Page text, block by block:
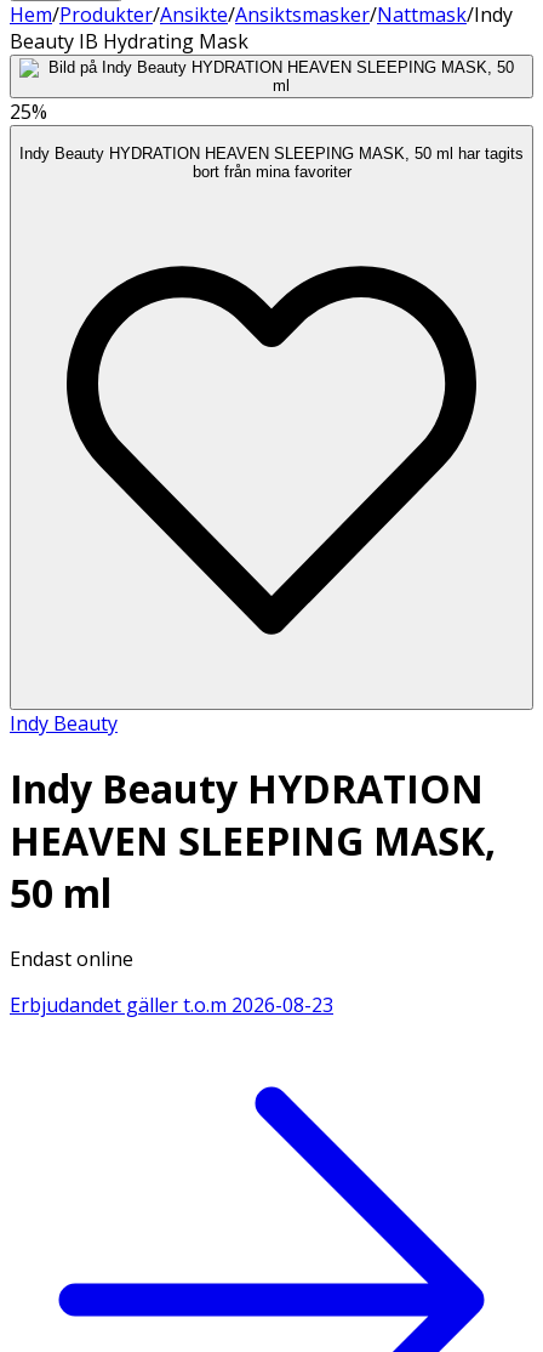
Hem/Produkter/Ansikte/Ansiktsmasker/Nattmask/Indy
Beauty IB Hydrating Mask
25%
Indy Beauty HYDRATION HEAVEN SLEEPING MASK, 50 ml har tagits
bort från mina favoriter
Indy Beauty
Indy Beauty HYDRATION
HEAVEN SLEEPING MASK,
50 ml
Endast online
Erbjudandet gäller t.o.m 2026-08-23